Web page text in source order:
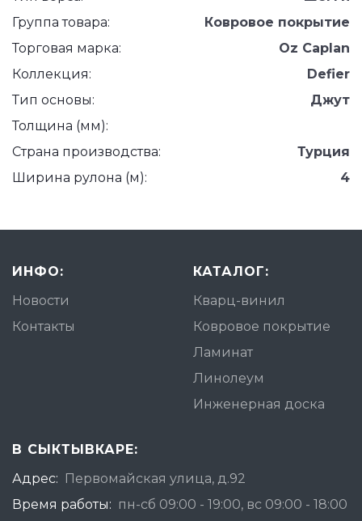
Группа товара:
Ковровое покрытие
Торговая марка:
Oz Caplan
Коллекция:
Defier
Тип основы:
Джут
Толщина (мм):
Страна производства:
Турция
Ширина рулона (м):
4
ИНФО:
Новости
Контакты
КАТАЛОГ:
Кварц-винил
Ковровое покрытие
Ламинат
Линолеум
Инженерная доска
В СЫКТЫВКАРЕ:
Адрес: Первомайская улица, д.92
Время работы: пн-сб 09:00 - 19:00, вс 09:00 - 18:00